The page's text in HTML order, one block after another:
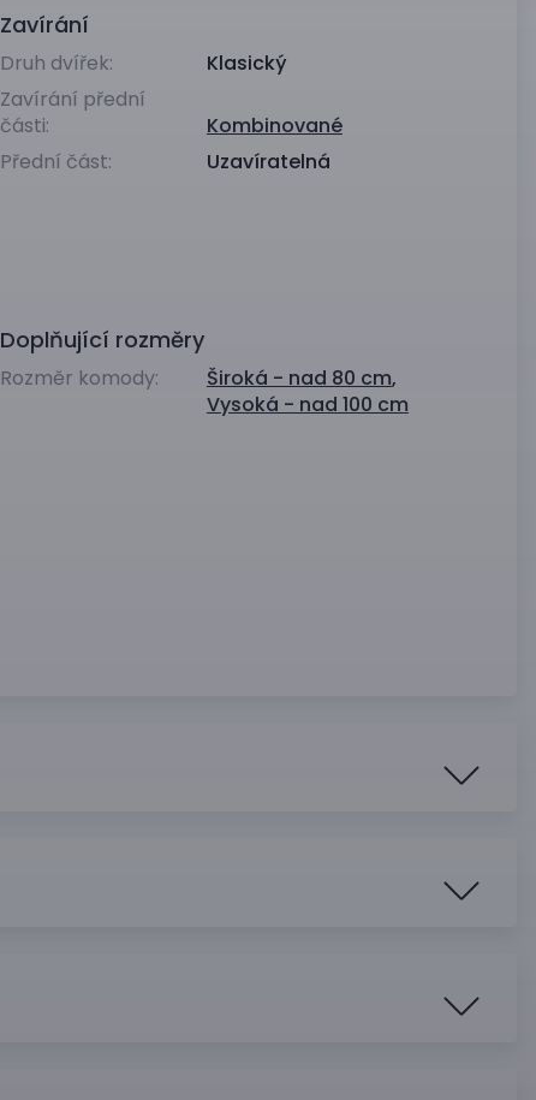
Zavírání
Druh dvířek:
Klasický
Zavírání přední
části:
Kombinované
Přední část:
Uzavíratelná
Doplňující rozměry
Rozměr komody: Široká - nad 80 cm,
Vysoká - nad 100 cm